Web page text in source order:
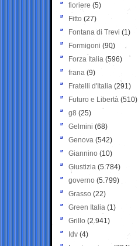
fioriere (5)
Fitto (27)
Fontana di Trevi (1)
Formigoni (90)
Forza Italia (596)
frana (9)
Fratelli d'Italia (291)
Futuro e Libertà (510)
g8 (25)
Gelmini (68)
Genova (542)
Giannino (10)
Giustizia (5.784)
governo (5.799)
Grasso (22)
Green Italia (1)
Grillo (2.941)
Idv (4)